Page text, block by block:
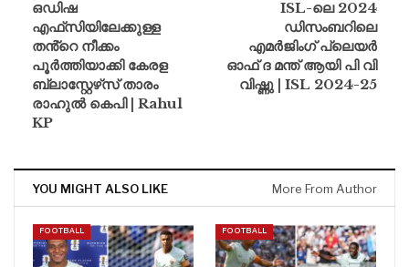
ഒഡിഷ
എഫ്‌സിയിലേക്കുള്ള
തൻ്റെ നീക്കം
പൂർത്തിയാക്കി കേരള
ബ്ലാസ്റ്റേഴ്‌സ് താരം
രാഹുൽ കെപി | Rahul
KP
ISL-ലെ 2024
ഡിസംബറിലെ
എമർജിംഗ് പ്ലെയർ
ഓഫ് ദ മന്ത് ആയി പി വി
വിഷ്ണു | ISL 2024-25
YOU MIGHT ALSO LIKE More From Author
FOOTBALL FOOTBALL